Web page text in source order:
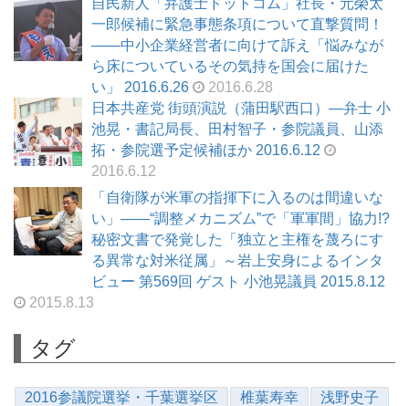
一郎候補に緊急事態条項について直撃質問！
——中小企業経営者に向けて訴え「悩みなが
ら床についているその気持を国会に届けた
い」 2016.6.26
2016.6.28
日本共産党 街頭演説（蒲田駅西口）―弁士 小
池晃・書記局長、田村智子・参院議員、山添
拓・参院選予定候補ほか 2016.6.12
2016.6.12
「自衛隊が米軍の指揮下に入るのは間違いな
い」――“調整メカニズム”で「軍軍間」協力!?
秘密文書で発覚した「独立と主権を蔑ろにす
る異常な対米従属」～岩上安身によるインタ
ビュー 第569回 ゲスト 小池晃議員 2015.8.12
2015.8.13
タグ
2016参議院選挙・千葉選挙区 椎葉寿幸
浅野史子